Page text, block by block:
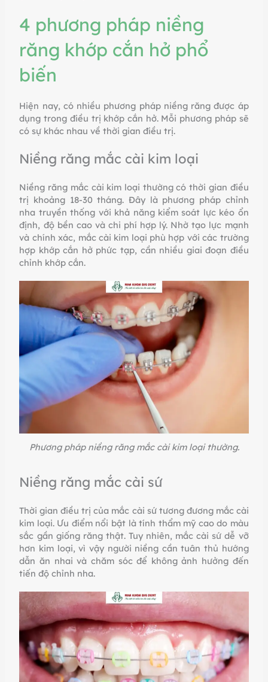
4 phương pháp niềng
răng khớp cắn hở phổ
biến
Hiện nay, có nhiều phương pháp niềng răng được áp
dụng trong điều trị khớp cắn hở. Mỗi phương pháp sẽ
có sự khác nhau về thời gian điều trị.
Niềng răng mắc cài kim loại
Niềng răng mắc cài kim loại thường có thời gian điều
trị khoảng 18-30 tháng. Đây là phương pháp chỉnh
nha truyền thống với khả năng kiểm soát lực kéo ổn
định, độ bền cao và chi phí hợp lý. Nhờ tạo lực mạnh
và chính xác, mắc cài kim loại phù hợp với các trường
hợp khớp cắn hở phức tạp, cần nhiều giai đoạn điều
chỉnh khớp cắn.
Phương pháp niềng răng mắc cài kim loại thường.
Niềng răng mắc cài sứ
Thời gian điều trị của mắc cài sứ tương đương mắc cài
kim loại. Ưu điểm nổi bật là tính thẩm mỹ cao do màu
sắc gần giống răng thật. Tuy nhiên, mắc cài sứ dễ vỡ
hơn kim loại, vì vậy người niềng cần tuân thủ hướng
dẫn ăn nhai và chăm sóc để không ảnh hưởng đến
tiến độ chỉnh nha.